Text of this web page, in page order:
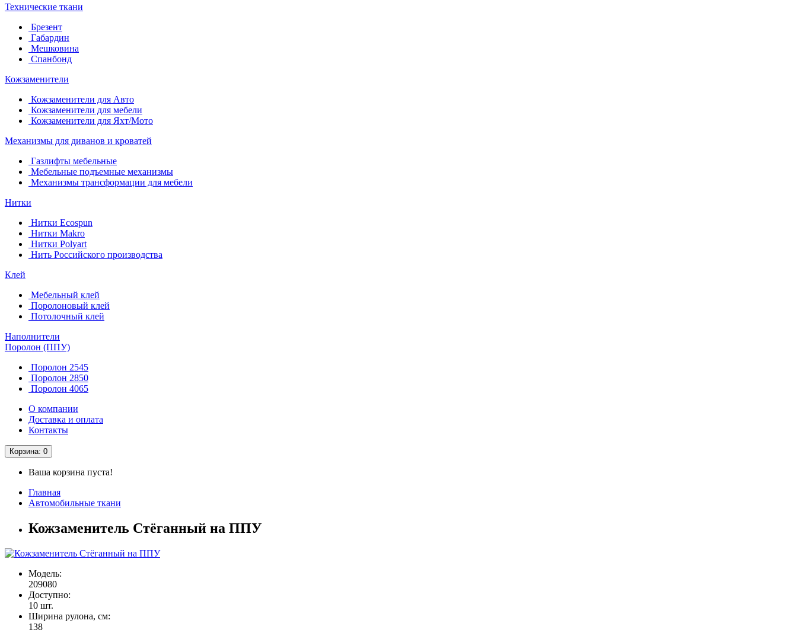
Технические ткани
Брезент
Габардин
Мешковина
Спанбонд
Кожзаменители
Кожзаменители для Авто
Кожзаменители для мебели
Кожзаменители для Яхт/Мото
Механизмы для диванов и кроватей
Газлифты мебельные
Мебельные подъемные механизмы
Механизмы трансформации для мебели
Нитки
Нитки Ecospun
Нитки Makro
Нитки Polyart
Нить Российского производства
Клей
Мебельный клей
Поролоновый клей
Потолочный клей
Наполнители
Поролон (ППУ)
Поролон 2545
Поролон 2850
Поролон 4065
О компании
Доставка и оплата
Контакты
Корзина: 0
Ваша корзина пуста!
Главная
Автомобильные ткани
Кожзаменитель Стёганный на ППУ
Модель:
209080
Доступно:
10 шт.
Ширина рулона, см:
138